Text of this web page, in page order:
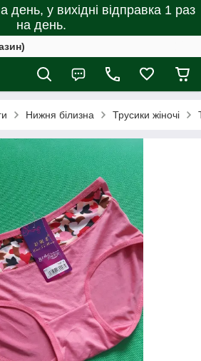
день, у вихідні відправка 1 раз
на день.
Нижня білизна Трусики жіночі